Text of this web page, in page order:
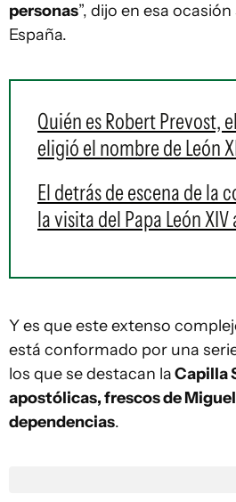
personas”, dijo en esa
España.
Quién es Robert Prevost,
eligió el nombre de León
El detrás de escena de la
la visita del Papa León
Y es que este extenso
está conformado por una
los que se destacan laCapilla
apostólicas, frescos de
dependencias.